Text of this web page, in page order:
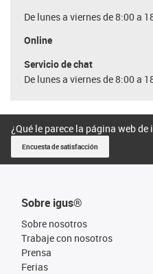
De lunes a viernes de 8:00 a
Online
Servicio de chat
De lunes a viernes de 8:00 a
¿Qué le parece la página web de
Encuesta de satisfacción
Sobre igus®
Sobre nosotros
Trabaje con nosotros
Prensa
Ferias